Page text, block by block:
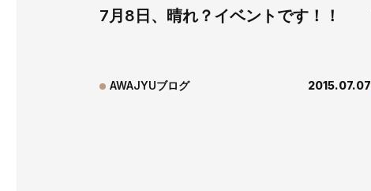
7月8日、晴れ？イベントです！！
AWAJYUブログ 2015.07.07